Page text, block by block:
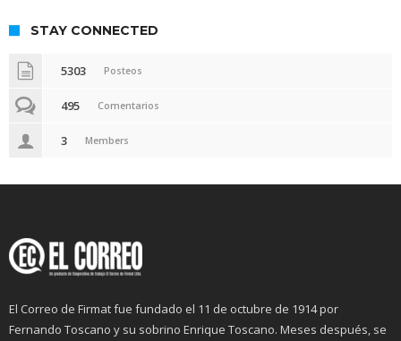
STAY CONNECTED
5303 Posteos
495 Comentarios
3 Members
El Correo de Firmat fue fundado el 11 de octubre de 1914 por
Fernando Toscano y su sobrino Enrique Toscano. Meses después, se